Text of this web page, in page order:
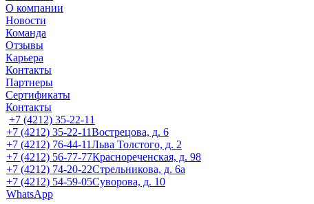
О компании
Новости
Команда
Отзывы
Карьера
Контакты
Партнеры
Сертификаты
Контакты
+7 (4212) 35-22-11
+7 (4212) 35-22-11Вострецова, д. 6
+7 (4212) 76-44-11Льва Толстого, д. 2
+7 (4212) 56-77-77Краснореченская, д. 98
+7 (4212) 74-20-22Стрельникова, д. 6а
+7 (4212) 54-59-05Суворова, д. 10
WhatsApp